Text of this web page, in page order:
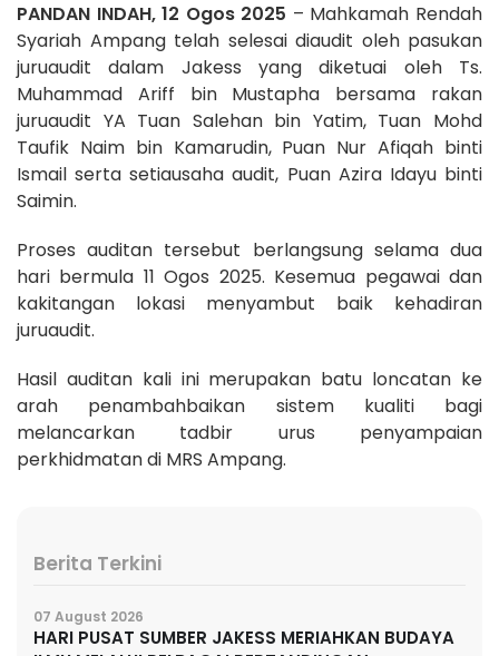
PANDAN INDAH, 12 Ogos 2025 – Mahkamah Rendah
Syariah Ampang telah selesai diaudit oleh pasukan
juruaudit dalam Jakess yang diketuai oleh Ts.
Muhammad Ariff bin Mustapha bersama rakan
juruaudit YA Tuan Salehan bin Yatim, Tuan Mohd
Taufik Naim bin Kamarudin, Puan Nur Afiqah binti
Ismail serta setiausaha audit, Puan Azira Idayu binti
Saimin.
Proses auditan tersebut berlangsung selama dua
hari bermula 11 Ogos 2025. Kesemua pegawai dan
kakitangan lokasi menyambut baik kehadiran
juruaudit.
Hasil auditan kali ini merupakan batu loncatan ke
arah penambahbaikan sistem kualiti bagi
melancarkan tadbir urus penyampaian
perkhidmatan di MRS Ampang.
Berita Terkini
07 August 2026
HARI PUSAT SUMBER JAKESS MERIAHKAN BUDAYA